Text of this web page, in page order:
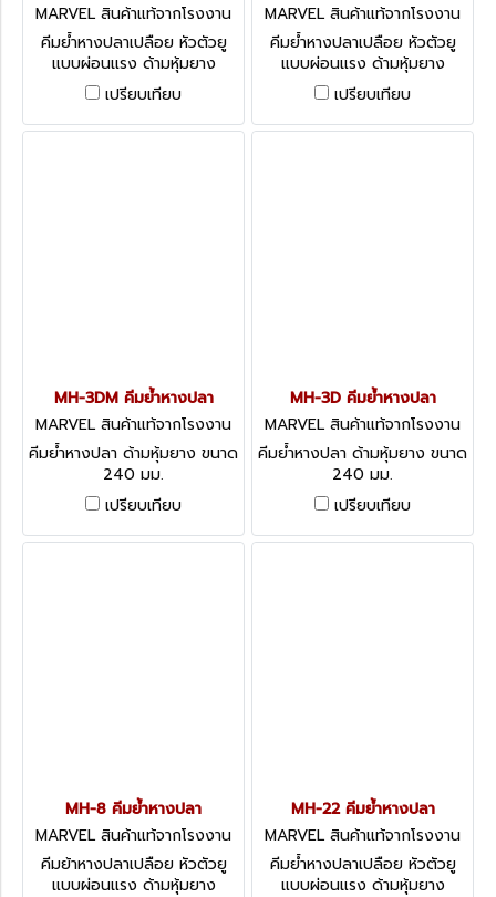
MARVEL สินค้าแท้จากโรงงาน
MH-38
คีมย้ำหางปลาเปลือย หัวตัวยู
แบบผ่อนแรง ด้ามหุ้มยาง
เปรียบเทียบ
MARVEL สินค้าแท้จากโรงงาน
MH-14
คีมย้ำหางปลาเปลือย หัวตัวยู
แบบผ่อนแรง ด้ามหุ้มยาง
เปรียบเทียบ
MH-3DM คีมย้ำหางปลา
MARVEL สินค้าแท้จากโรงงาน
MH-3DM
คีมย้ำหางปลา ด้ามหุ้มยาง ขนาด
240 มม.
เปรียบเทียบ
MH-3D คีมย้ำหางปลา
MARVEL สินค้าแท้จากโรงงาน
MH-3D
คีมย้ำหางปลา ด้ามหุ้มยาง ขนาด
240 มม.
เปรียบเทียบ
MH-8 คีมย้ำหางปลา
MARVEL สินค้าแท้จากโรงงาน
MH-8
คีมย้าหางปลาเปลือย หัวตัวยู
แบบผ่อนแรง ด้ามหุ้มยาง
MH-22 คีมย้ำหางปลา
MARVEL สินค้าแท้จากโรงงาน
MH-22
คีมย้ำหางปลาเปลือย หัวตัวยู
แบบผ่อนแรง ด้ามหุ้มยาง